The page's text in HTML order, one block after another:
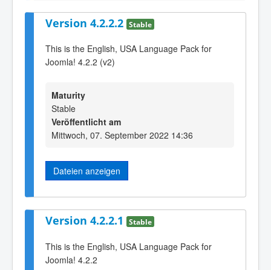
Version 4.2.2.2 Stable
This is the English, USA Language Pack for
Joomla! 4.2.2 (v2)
Maturity
Stable
Veröffentlicht am
Mittwoch, 07. September 2022 14:36
Dateien anzeigen
Version 4.2.2.1 Stable
This is the English, USA Language Pack for
Joomla! 4.2.2